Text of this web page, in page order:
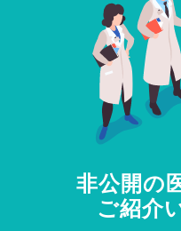
非公開の
ご紹介